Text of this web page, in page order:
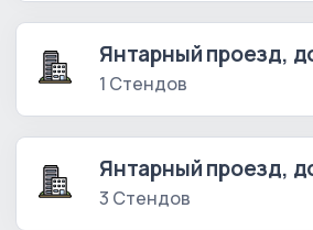
Янтарный проезд,
1 Стендов
Янтарный проезд,
3 Стендов